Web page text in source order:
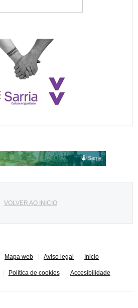
VOLVER AO INICIO
Mapa web Aviso legal Inicio
Política de cookies Accesibilidade